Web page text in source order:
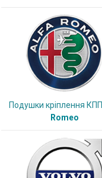
Подушки кріплення КПП
Romeo